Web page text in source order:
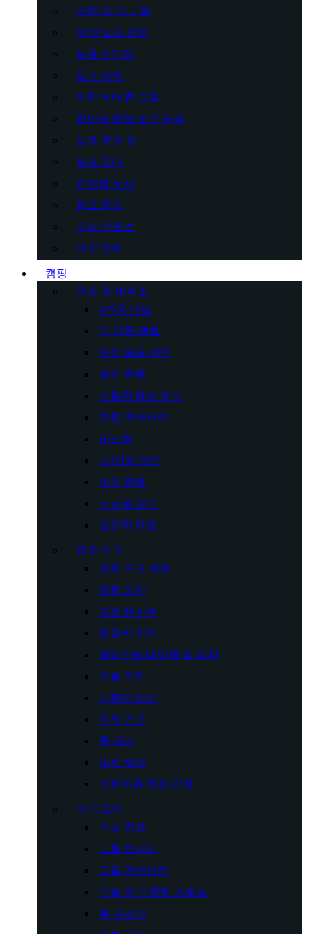
마린 비 미니 탑
해양 보트 펜더
보트 사다리
보트 앵커
마린 바베큐 그릴
접이식 해양 보트 좌석
보트 현창 창
보트 깃대
카약과 낚시
핸드 윈치
수상 스포츠
해양 장비
캠핑
텐트 및 대피소
4인용 텐트
다 인용 텐트
애완 동물 텐트
풍선 텐트
자동차 옥상 텐트
텐트 액세서리
피난처
2-3인용 텐트
비치 텐트
사냥용 텐트
초경량 텐트
캠핑 가구
캠핑 가구 세트
캠핑 의자
캠핑 테이블
팔걸이 의자
플라스틱 테이블 및 의자
겨울 의자
디렉터 의자
목재 가구
문 의자
비치 체어
어린이용 캠핑 의자
야외 요리
가스 램프
그릴 브러시
그릴 액세서리
더블 버너 캠핑 스토브
불 구덩이